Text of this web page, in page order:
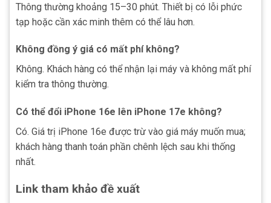
Thông thường khoảng 15–30 phút. Thiết bị có lỗi phức
tạp hoặc cần xác minh thêm có thể lâu hơn.
Không đồng ý giá có mất phí không?
Không. Khách hàng có thể nhận lại máy và không mất phí
kiểm tra thông thường.
Có thể đổi iPhone 16e lên iPhone 17e không?
Có. Giá trị iPhone 16e được trừ vào giá máy muốn mua;
khách hàng thanh toán phần chênh lệch sau khi thống
nhất.
Link tham khảo đề xuất